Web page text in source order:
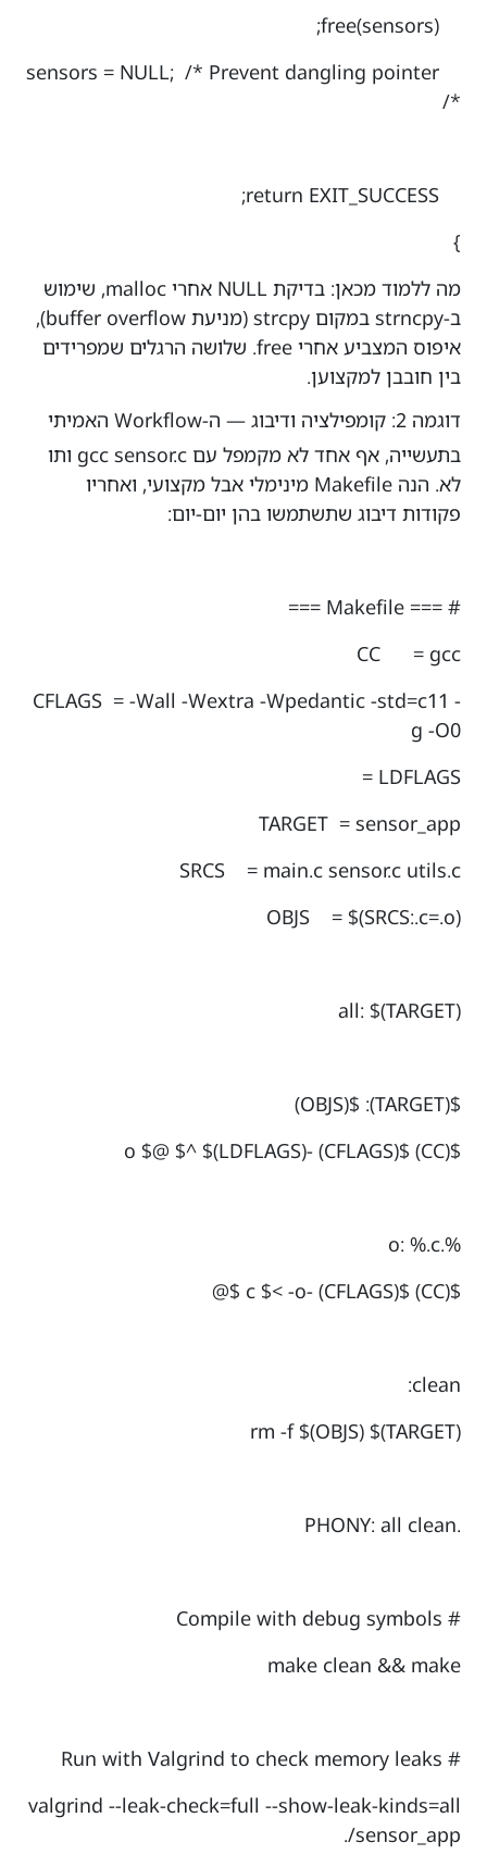
sensors = NULL; /* Prevent dangling pointer
*/
}
מה ללמוד מכאן: בדיקת NULL אחרי malloc, שימוש
ב-strncpy במקום strcpy (מניעת buffer overflow),
איפוס המצביע אחרי free. שלושה הרגלים שמפרידים
בין חובבן למקצוען.
דוגמה 2: קומפילציה ודיבוג — ה-Workflow האמיתי
בתעשייה, אף אחד לא מקמפל עם gcc sensor.c ותו
לא. הנה Makefile מינימלי אבל מקצועי, ואחריו
פקודות דיבוג שתשתמשו בהן יום-יום:
# === Makefile ===
CC = gcc
CFLAGS = -Wall -Wextra -Wpedantic -std=c11 -
g -O0
LDFLAGS =
TARGET = sensor_app
SRCS = main.c sensor.c utils.c
OBJS = $(SRCS:.c=.o)
all: $(TARGET)
$(TARGET): $(OBJS)
$(CC) $(CFLAGS) -o $@ $^ $(LDFLAGS)
%.o: %.c
$(CC) $(CFLAGS) -c $< -o $@
clean:
rm -f $(OBJS) $(TARGET)
.PHONY: all clean
# Compile with debug symbols
make clean && make
# Run with Valgrind to check memory leaks
valgrind --leak-check=full --show-leak-kinds=all
./sensor_app